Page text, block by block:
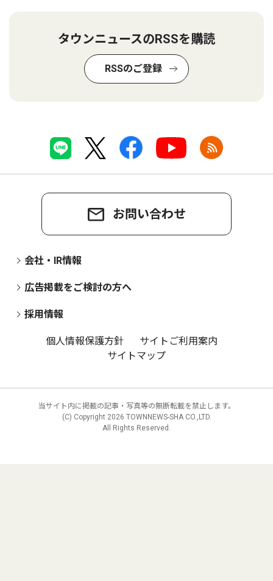
タウンニュースのRSSを購読
RSSのご登録
お問い合わせ
会社・IR情報
広告掲載をご検討の方へ
採用情報
個人情報保護方針
サイトご利用案内
サイトマップ
当サイト内に掲載の記事・写真等の無断転載を禁止します。
(C) Copyright 2026 TOWNNEWS-SHA CO.,LTD.
All Rights Reserved.